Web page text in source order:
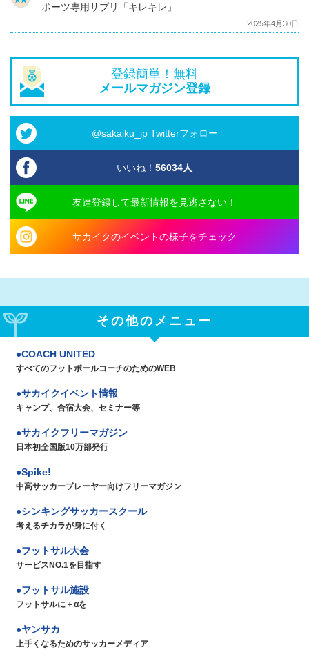
ポーツ専用サプリ「キレキレ」
2025年4月30日
登録簡単！無料
メールマガジン登録
@sakaiku_jp Twitterフォロー
いいね！ 56034人
友達登録して最新情報を見逃さない！
サカイクのイベントの様子をチェック
その他のメニュー
COACH UNITED
すべてのフットボールコーチのためのWEB
サカイクイベント情報
キャンプ、合宿大会、セミナー等
サカイクフリーマガジン
日本初全国版10万部発行
Spike!
中高サッカープレーヤー向けフリーマガジン
シンキングサッカースクール
考えるチカラが身に付く
フットサル大会
サービスNO.1を目指す
フットサル施設
フットサルに＋αを
ヤンサカ
上手くなるためのサッカーメディア